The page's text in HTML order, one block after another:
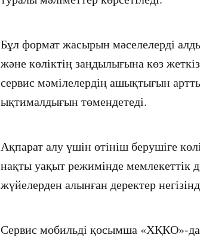
Бұл формат жасырын мәселелерді
және көліктің заңдылығына көз
сервис мәмілелердің ашықтығын
ықтималдығын төмендетеді.
Ақпарат алу үшін өтініш берушіге
нақты уақыт режимінде мемлекеттік
жүйелерден алынған деректер
Сервис мобильді қосымша «ХҚКО»-